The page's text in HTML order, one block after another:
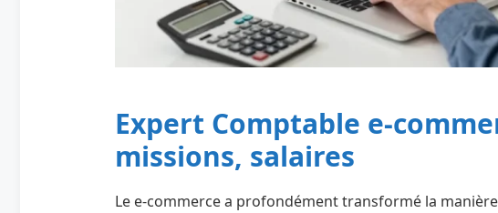
Expert Comptable e-
missions, salaires
Le e-commerce a profondément transformé la